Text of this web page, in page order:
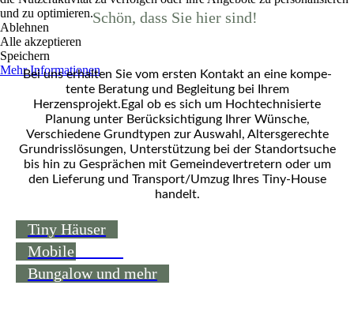
Schön, dass Sie hier sind!
Bei uns er­hal­ten Sie vom ersten Kontakt an eine kompe­
tente Beratung und Begleitung bei Ihrem
Herzensprojekt. Egal ob es sich um Hochtechnisierte
Planung unter Berücksichtigung Ihrer Wünsche,
Verschiedene Grundtypen zur Auswahl, Altersgerechte
Grundrisslösungen, Unterstützung bei der Standortsuche
bis hin zu Gesprächen mit Gemeindevertretern oder um
den Lieferung und Transport/Umzug Ihres Tiny-House
handelt.
Tiny Häuser
Mobile Homes
Bungalow und mehr
und zu optimieren.
Ablehnen
Alle akzeptieren
Speichern
Mehr Informationen